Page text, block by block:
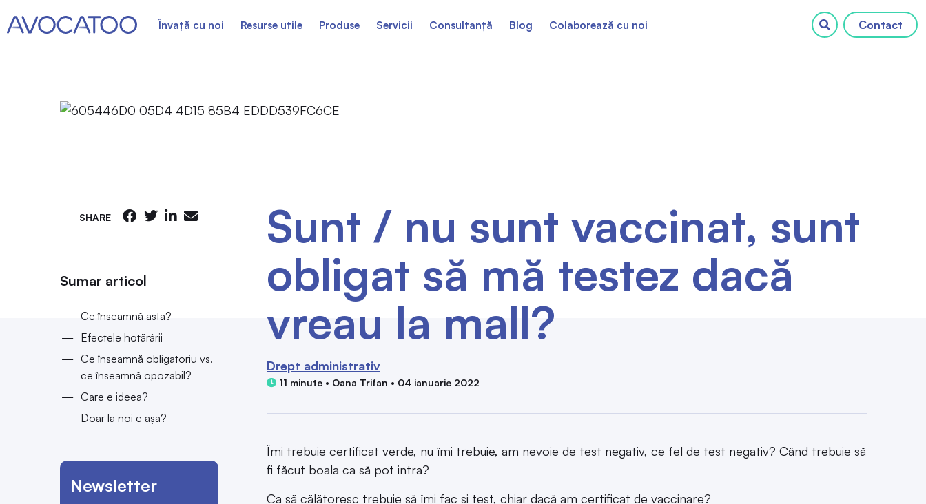
Contact
Învață cu noi Resurse utile Produse Servicii Consultanță Blog Colaborează cu noi
SHARE
Sumar articol
Ce înseamnă asta?
Efectele hotărârii
Ce înseamnă obligatoriu vs.
ce înseamnă opozabil?
Care e ideea?
Doar la noi e așa?
Newsletter
Sunt / nu sunt vaccinat, sunt
obligat să mă testez dacă
vreau la mall?
Drept administrativ
11 minute • Oana Trifan • 04 ianuarie 2022
Îmi trebuie certificat verde, nu îmi trebuie, am nevoie de test negativ, ce fel de test negativ? Când trebuie să
fi făcut boala ca să pot intra?
Ca să călătoresc trebuie să îmi fac și test, chiar dacă am certificat de vaccinare?